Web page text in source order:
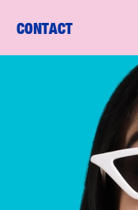
CONTACT